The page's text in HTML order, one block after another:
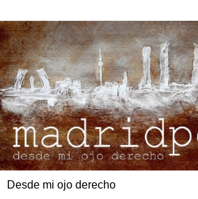
Desde mi ojo derecho